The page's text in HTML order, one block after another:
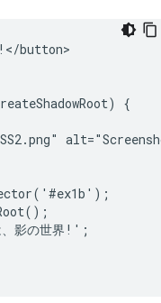
button>
{
影の世界!';